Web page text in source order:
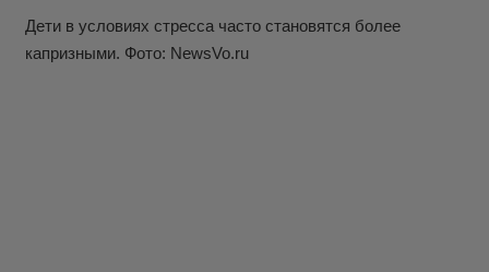
Дети в условиях стресса часто становятся более
капризными. Фото: NewsVo.ru